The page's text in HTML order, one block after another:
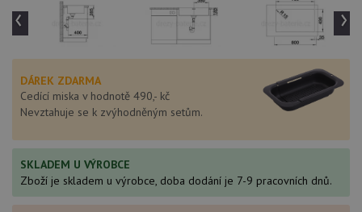
‹ ›
DÁREK ZDARMA
Cedící miska v hodnotě 490,- kč
Nevztahuje se k zvýhodněným setům.
SKLADEM U VÝROBCE
Zboží je skladem u výrobce, doba dodání je 7-9 pracovních dnů.